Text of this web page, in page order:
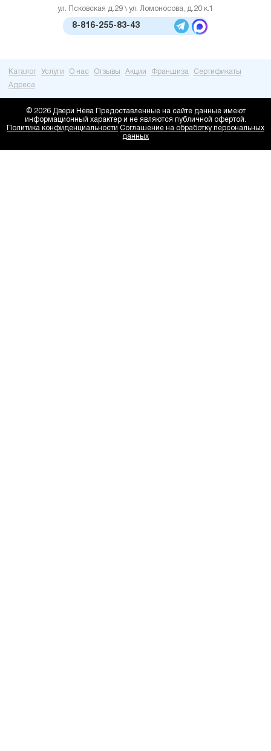
ул. Псковская д.29 \ ул. Ломоносова, д.20 к.1
8-816-255-83-43
Каталог Услуги О нас Отзывы Акции Франшиза
Сертификаты
Адреса
© 2026 Двери НеваПредоставленные на сайте данные имеют
информационный характер и не являются публичной офертой.
Политика конфиденциальности Соглашение на обработку персональных
данных